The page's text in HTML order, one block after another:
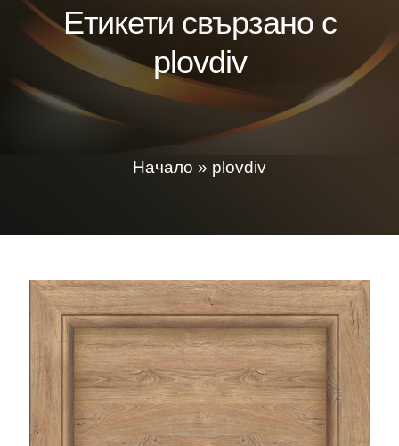
Етикети свързано с
plovdiv
Начало » plovdiv